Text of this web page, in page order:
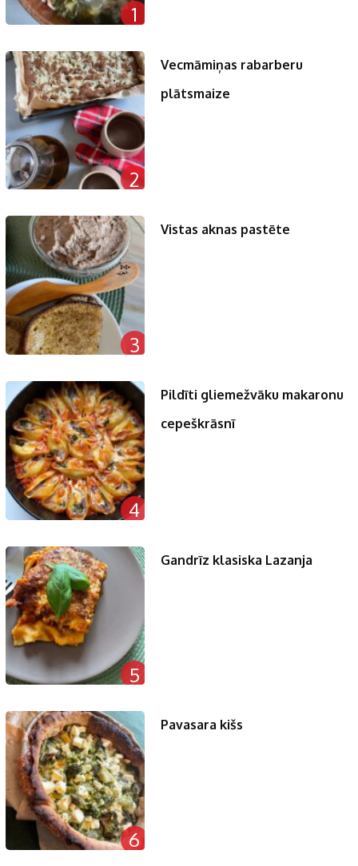
1
2
Vecmāmiņas rabarberu
plātsmaize
3
Vistas aknas pastēte
4
Pildīti gliemežvāku makaronu
cepeškrāsnī
5
Gandrīz klasiska Lazanja
6
Pavasara kišs